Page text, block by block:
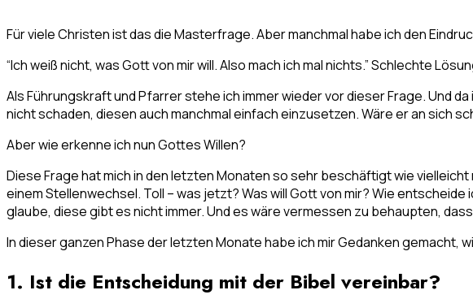
Für viele Christen ist das die Masterfrage. Aber manchmal habe ich den
“Ich weiß nicht, was Gott von mir will. Also mach ich mal nichts.” Schlechte
Als Führungskraft und Pfarrer stehe ich immer wieder vor dieser Frage. Und
nicht schaden, diesen auch manchmal einfach einzusetzen. Wäre er an sich
Aber wie erkenne ich nun Gottes Willen?
Diese Frage hat mich in den letzten Monaten so sehr beschäftigt wie vielleicht
einem Stellenwechsel. Toll – was jetzt? Was will Gott von mir? Wie
glaube, diese gibt es nicht immer. Und es wäre vermessen zu behaupten,
In dieser ganzen Phase der letzten Monate habe ich mir Gedanken gemacht,
1. Ist die Entscheidung mit der Bibel vereinbar?